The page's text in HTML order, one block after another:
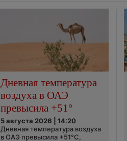
Дневная температура
воздуха в ОАЭ
превысила +51°
5 августа 2026 | 14:20
Дневная температура воздуха
в ОАЭ превысила +51°C,